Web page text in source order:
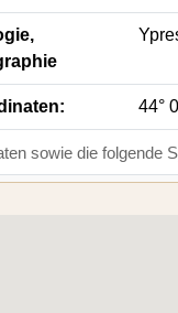
44°
sowie die folgende